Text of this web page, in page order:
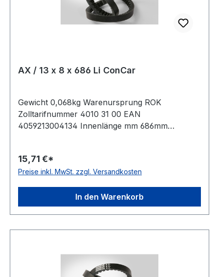
AX / 13 x 8 x 686 Li ConCar
Gewicht 0,068kg Warenursprung ROK
Zolltarifnummer 4010 31 00 EAN
4059213004134 Innenlänge mm 686mm
Ausführung flankenoffen, formgezahnt
antistatisch ja Norm DIN 2215 Material Neoprene
15,71 €*
Preise inkl. MwSt. zzgl. Versandkosten
In den Warenkorb